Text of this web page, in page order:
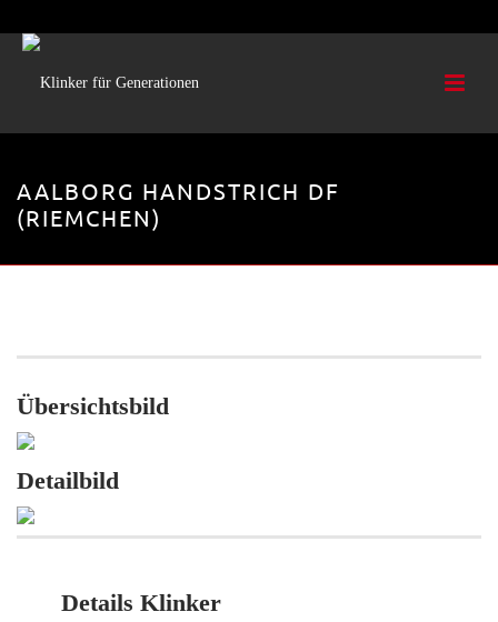
AALBORG HANDSTRICH DF
(RIEMCHEN)
Übersichtsbild
Detailbild
Details Klinker